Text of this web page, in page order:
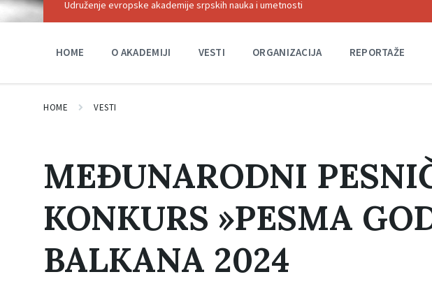
Udruženje evropske akademije srpskih nauka i umetnosti
HOME O AKADEMIJI VESTI ORGANIZACIJA REPORTAŽE
HOME VESTI
MEĐUNARODNI
KONKURS »PESMA
BALKANA 2024